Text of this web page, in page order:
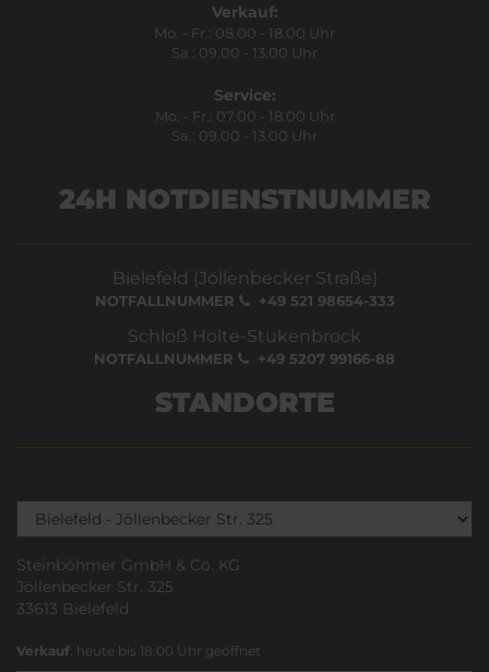
Verkauf:
Mo. - Fr.: 08.00 - 18.00 Uhr
Sa.: 09.00 - 13.00 Uhr
Service:
Mo. - Fr.: 07.00 - 18.00 Uhr
Sa.: 09.00 - 13.00 Uhr
24H NOTDIENSTNUMMER
Bielefeld (Jöllenbecker Straße)
NOTFALLNUMMER +49 521 98654-333
Schloß Holte-Stukenbrock
NOTFALLNUMMER +49 5207 99166-88
STANDORTE
Steinböhmer GmbH & Co. KG
Jöllenbecker Str. 325
33613 Bielefeld
Verkauf: heute bis 18:00 Uhr geöffnet